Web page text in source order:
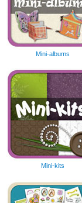
Mini-albums
Mini-kits